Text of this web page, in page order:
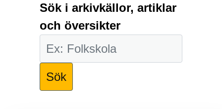
Sök i arkivkällor, artiklar
och översikter